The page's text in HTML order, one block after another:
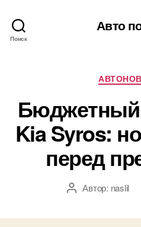
Поиск
Авто
Бюджетный
Kia Syros:
перед
АвторАвтор: naslil